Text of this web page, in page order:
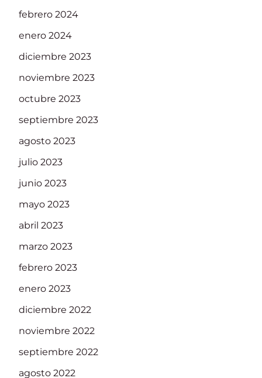
febrero 2024
enero 2024
diciembre 2023
noviembre 2023
octubre 2023
septiembre 2023
agosto 2023
julio 2023
junio 2023
mayo 2023
abril 2023
marzo 2023
febrero 2023
enero 2023
diciembre 2022
noviembre 2022
septiembre 2022
agosto 2022